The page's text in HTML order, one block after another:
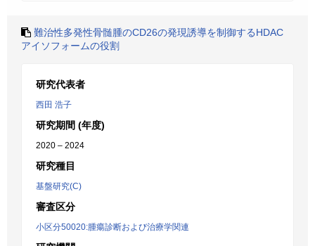
難治性多発性骨髄腫のCD26の発現誘導を制御するHDAC
アイソフォームの役割
研究代表者
西田 浩子
研究期間 (年度)
2020 – 2024
研究種目
基盤研究(C)
審査区分
小区分50020:腫瘍診断および治療学関連